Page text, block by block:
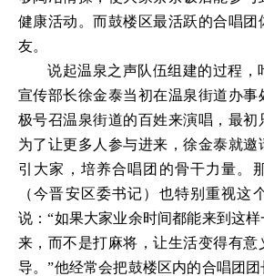
健康活动。而鼓楼区最活跃的合唱团
友。
说起温泉之声队伍组建的过程，
宣传部长徐金泰当初在温泉街道办事
极号召温泉街道的百姓来演唱，最初
为了让更多人参与进来，徐金泰就邀
引大家，培养合唱团的骨干力量。
（今晋安区委书记）也特别重视这
说：“如果大家业余时间都能来到这
来，而不是打麻将，让生活变得有意
导。”他经常会把鼓楼区内的合唱团